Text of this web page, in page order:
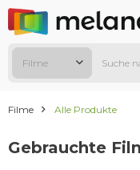
Filme
Filme Alle Produkte
Gebrauchte